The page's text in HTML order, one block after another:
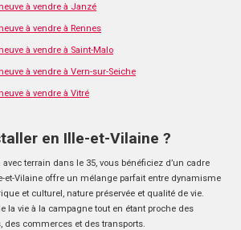
à vendre à Janzé
à vendre à Rennes
à vendre à Saint-Malo
à vendre à Vern-sur-Seiche
à vendre à Vitré
en Ille-et-Vilaine ?
terrain dans le 35, vous bénéficiez d’un cadre
et-Vilaine offre un mélange parfait entre dynamisme
et culturel, nature préservée et qualité de vie.
la vie à la campagne tout en étant proche des
des commerces et des transports.